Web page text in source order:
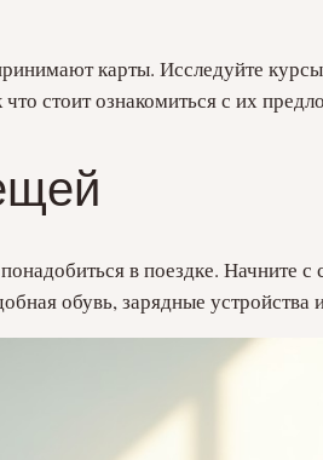
карты. Исследуйте
стоит ознакомиться с их
в поездке. Начните с
обувь, зарядные